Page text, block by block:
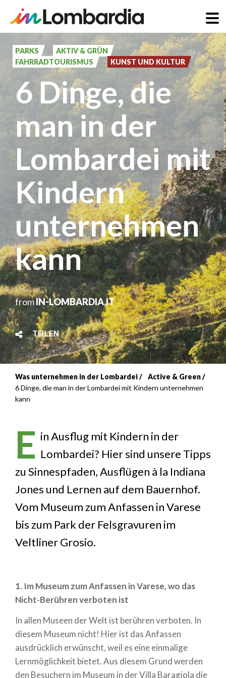
zum
Inhalt
PARKS
AKTIV & GRÜN
FAHRRADTOURISMUS
KUNST UND KULTUR
6 Dinge, die
man in der
Lombardei mit
Kindern
unternehmen
kann
fromIN-LOMBARDIA.IT
TEILEN
Breadcrumb
Was unternehmen in der Lombardei
Active & Green
6 Dinge, die man in der Lombardei mit Kindern unternehmen
kann
E in Ausflug mit Kindern in der
Lombardei? Hier sind unsere Tipps
zu Sinnespfaden, Ausflügen à la Indiana
Jones und Lernen auf dem Bauernhof.
Vom Museum zum Anfassen in Varese
bis zum Park der Felsgravuren im
Veltliner Grosio.
1. Im Museum zum Anfassen in Varese, wo das
Nicht-Berühren verboten ist
In allen Museen der Welt ist berühren verboten. In
diesem Museum nicht! Hier ist das Anfassen
ausdrücklich erwünscht, weil es eine einmalige
Lernmöglichkeit bietet. Aus diesem Grund werden
den Besuchern im Museum in der Villa Baragiola die